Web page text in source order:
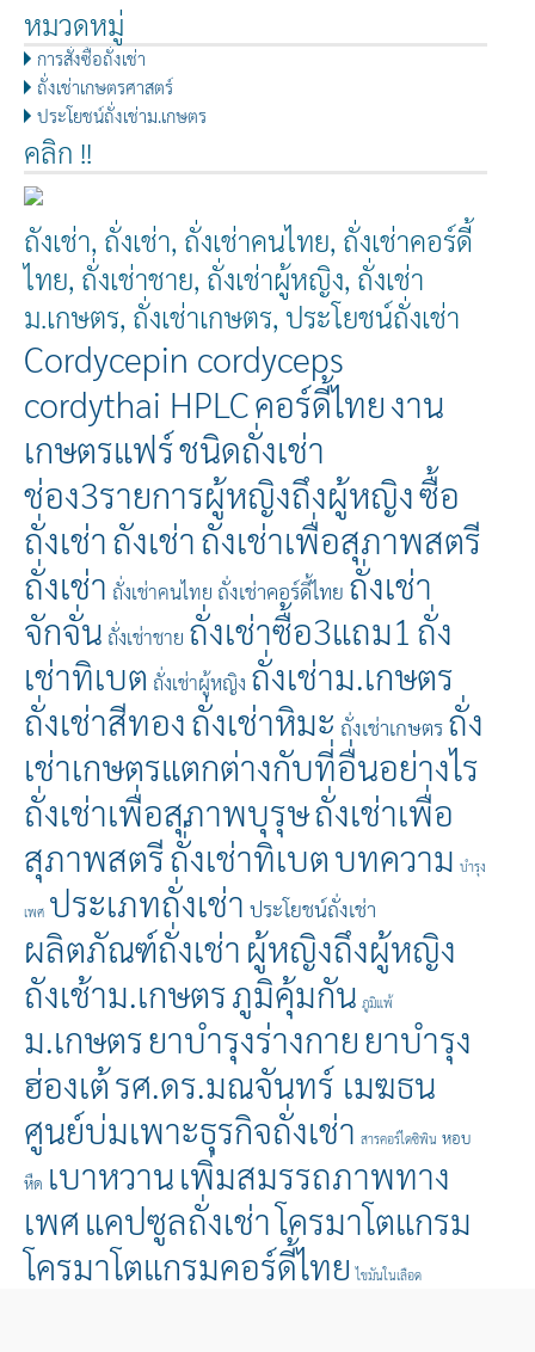
หมวดหมู่
การสั่งซื้อถั่งเช่า
ถั่งเช่าเกษตรศาสตร์
ประโยชน์ถั่งเช่าม.เกษตร
คลิก !!
ถังเช่า, ถั่งเช่า, ถั่งเช่าคนไทย, ถั่งเช่าคอร์ดี้
ไทย, ถั่งเช่าชาย, ถั่งเช่าผู้หญิง, ถั่งเช่า
ม.เกษตร, ถั่งเช่าเกษตร, ประโยชน์ถั่งเช่า
Cordycepin cordyceps
cordythai HPLCคอร์ดี้ไทยงาน
เกษตรแฟร์ชนิดถั่งเช่า
ช่อง3รายการผู้หญิงถึงผู้หญิงซื้อ
ถั่งเช่าถังเช่าถังเช่าเพื่อสุภาพสตรี
ถั่งเช่า ถั่งเช่าคนไทย ถั่งเช่าคอร์ดี้ไทย ถั่งเช่า
จักจั่น ถั่งเช่าชาย ถั่งเช่าซื้อ3แถม1 ถั่ง
เช่าทิเบต ถั่งเช่าผู้หญิง ถั่งเช่าม.เกษตร
ถั่งเช่าสีทองถั่งเช่าหิมะ ถั่งเช่าเกษตร ถั่ง
เช่าเกษตรแตกต่างกับที่อื่นอย่างไร
ถั่งเช่าเพื่อสุภาพบุรุษถั่งเช่าเพื่อ
สุภาพสตรีถั่่งเช่าทิเบตบทความ บำรุง
เพศ ประเภทถั่งเช่า ประโยชน์ถั่งเช่า
ผลิตภัณฑ์ถั่งเช่า ผู้หญิงถึงผู้หญิง
ถังเช้าม.เกษตรภูมิคุ้มกัน ภูมิแพ้
ม.เกษตรยาบำรุงร่างกายยาบำรุง
ฮ่องเต้รศ.ดร.มณจันทร์ เมฆธน
ศูนย์บ่มเพาะธุรกิจถั่งเช่า สารคอร์ไดซิพิน หอบ
หืด เบาหวานเพิ่มสมรรถภาพทาง
เพศ แคปซูลถั่งเช่าโครมาโตแกรม
โครมาโตแกรมคอร์ดี้ไทย ไขมันในเลือด